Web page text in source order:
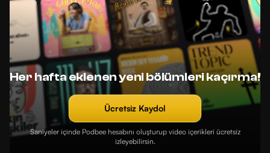
Her hafta eklenen yeni bölümleri kaçırma!
Ücretsiz Kaydol
Saniyeler içinde Podbee hesabını oluşturup video içerikleri ücretsiz
izleyebilirsin.